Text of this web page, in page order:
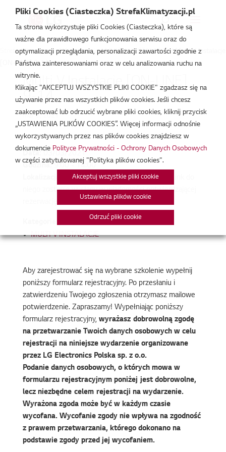
Strefa Klimatyzacji /Wydarzenia/MULTI V INSTALACJE/Multi V Instalacje
[ON-LINE] 9-14
Multi V Instalacje [ON-LINE]
9-14
mar 3, 2021
03/03/2021
Godzina:9:00 - 14:00
To wydarzenie odbywa się online. Link do
niego zostanie wysłany w wiadomości potwierdzającej
MULTI V INSTALACJE
Aby zarejestrować się na wybrane szkolenie wypełnij
poniższy formularz rejestracyjny. Po przesłaniu i
zatwierdzeniu Twojego zgłoszenia otrzymasz mailowe
potwierdzenie. Zapraszamy! Wypełniając poniższy
formularz rejestracyjny, wyrażasz dobrowolną zgodę
na przetwarzanie Twoich danych osobowych w celu
rejestracji na niniejsze wydarzenie organizowane
przez LG Electronics Polska sp. z o.o.
Podanie danych osobowych, o których mowa w
formularzu rejestracyjnym poniżej jest dobrowolne,
lecz niezbędne celem rejestracji na wydarzenie.
Wyrażona zgoda może być w każdym czasie
wycofana. Wycofanie zgody nie wpływa na zgodność
z prawem przetwarzania, którego dokonano na
podstawie zgody przed jej wycofaniem.
Pliki Cookies (Ciasteczka) StrefaKlimatyzacji.pl
Ta strona wykorzystuje pliki Cookies (Ciasteczka), które są
ważne dla prawidłowego funkcjonowania serwisu oraz do
optymalizacji przeglądania, personalizacji zawartości zgodnie z
Państwa zainteresowaniami oraz w celu analizowania ruchu na
witrynie.
Klikając "AKCEPTUJ WSZYSTKIE PLIKI COOKIE" zgadzasz się na
używanie przez nas wszystkich plików cookies. Jeśli chcesz
zaakceptować lub odrzucić wybrane pliki cookies, kliknij przycisk
„USTAWIENIA PLIKÓW COOKIES”. Więcej informacji odnośnie
wykorzystywanych przez nas plików cookies znajdziesz w
dokumencie Polityce Prywatności - Ochrony Danych Osobowych
w części zatytułowanej "Polityka plików cookies".
Akceptuj wszystkie pliki cookie
Ustawienia plików cookie
Odrzuć pliki cookie